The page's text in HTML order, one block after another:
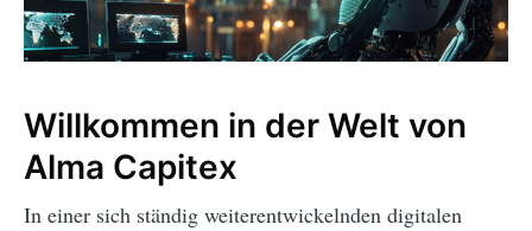
Willkommen in der Welt von
Alma Capitex
In einer sich ständig weiterentwickelnden digitalen